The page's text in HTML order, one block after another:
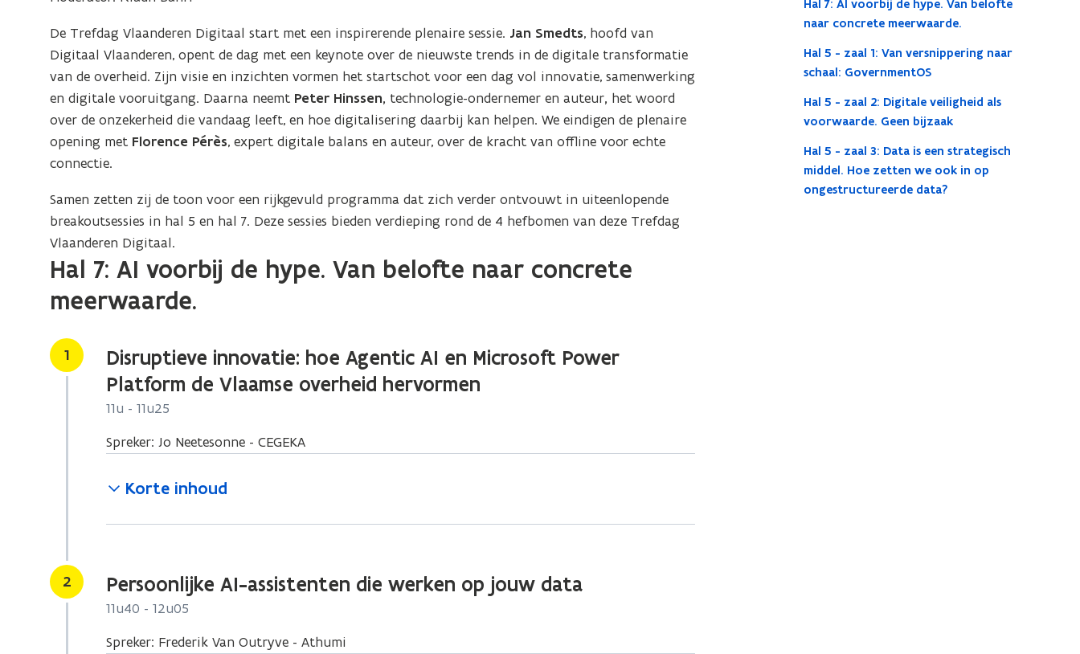
Hal 7: AI voorbij de hype. Van belofte
naar concrete meerwaarde.
Hal 5 - zaal 1: Van versnippering naar
schaal: GovernmentOS
Hal 5 - zaal 2: Digitale veiligheid als
voorwaarde. Geen bijzaak
Hal 5 - zaal 3: Data is een strategisch
middel. Hoe zetten we ook in op
ongestructureerde data?
De Trefdag Vlaanderen Digitaal start met een inspirerende plenaire sessie. Jan Smedts, hoofd van
Digitaal Vlaanderen, opent de dag met een keynote over de nieuwste trends in de digitale transformatie
van de overheid. Zijn visie en inzichten vormen het startschot voor een dag vol innovatie, samenwerking
en digitale vooruitgang. Daarna neemt Peter Hinssen, technologie-ondernemer en auteur, het woord
over de onzekerheid die vandaag leeft, en hoe digitalisering daarbij kan helpen. We eindigen de plenaire
opening met Florence Pérès, expert digitale balans en auteur, over de kracht van offline voor echte
connectie.
Samen zetten zij de toon voor een rijkgevuld programma dat zich verder ontvouwt in uiteenlopende
breakoutsessies in hal 5 en hal 7. Deze sessies bieden verdieping rond de 4 hefbomen van deze Trefdag
Vlaanderen Digitaal.
Hal 7: AI voorbij de hype. Van belofte naar concrete
meerwaarde.
Stap
1
Disruptieve innovatie: hoe Agentic AI en Microsoft Power
Platform de Vlaamse overheid hervormen
11u - 11u25
Spreker: Jo Neetesonne - CEGEKA
Korte inhoud
Stap
2 Persoonlijke AI-assistenten die werken op jouw data
11u40 - 12u05
Spreker: Frederik Van Outryve - Athumi